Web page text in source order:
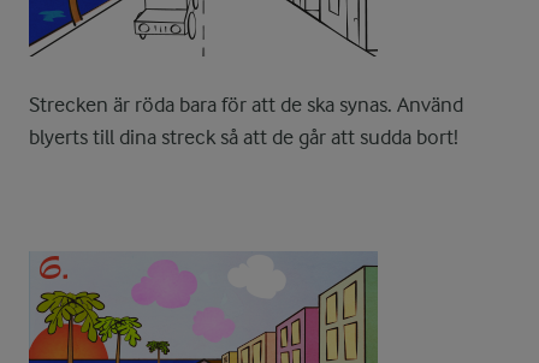
Strecken är röda bara för att de ska synas. Använd
blyerts till dina streck så att de går att sudda bort!